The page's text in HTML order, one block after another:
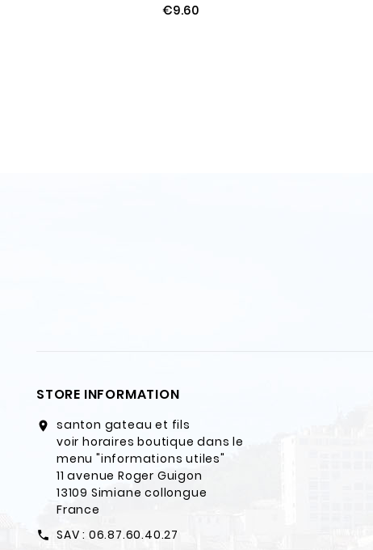
€9.60
STORE INFORMATION
location_on
santon gateau et fils
voir horaires boutique dans le
menu "informations utiles"
11 avenue Roger Guigon
13109 Simiane collongue
France
call SAV : 06.87.60.40.27